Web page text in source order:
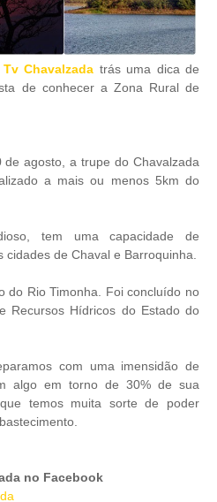
Tv Chavalzada trás uma dica de
de conhecer a Zona Rural de
agosto, a trupe do Chavalzada
a mais ou menos 5km do
tem uma capacidade de
de Chaval e Barroquinha.
do Rio Timonha. Foi concluído no
Recursos Hídricos do Estado do
com uma imensidão de
algo em torno de 30% de sua
temos muita sorte de poder
no Facebook